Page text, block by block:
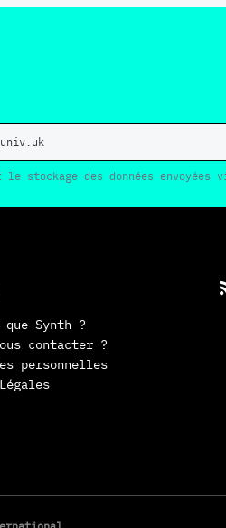
stockage des données envoyées
que Synth ?
contacter ?
personnelles